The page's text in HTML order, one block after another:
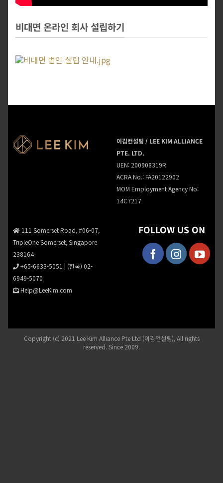
비대면 온라인 회사 설립하기
이김컨설팅 / LEE KIM ALLIANCE
PTE. LTD.
UEN: 200908319R
ACRA No.: FA20122902
MOM Employment Agency No:
14C7217
111 Somerset Road, #06-07,
TripleOne Somerset, Singapore
238164
+65-6633-5051 | (한국) 02-
6949-5070
Help@LeeKim.com
FOLLOW US ON
Copyright (c) 2021 Lee Kim Alliance Pte Ltd (이김컨설팅), All rights
reserved. Since 2009.